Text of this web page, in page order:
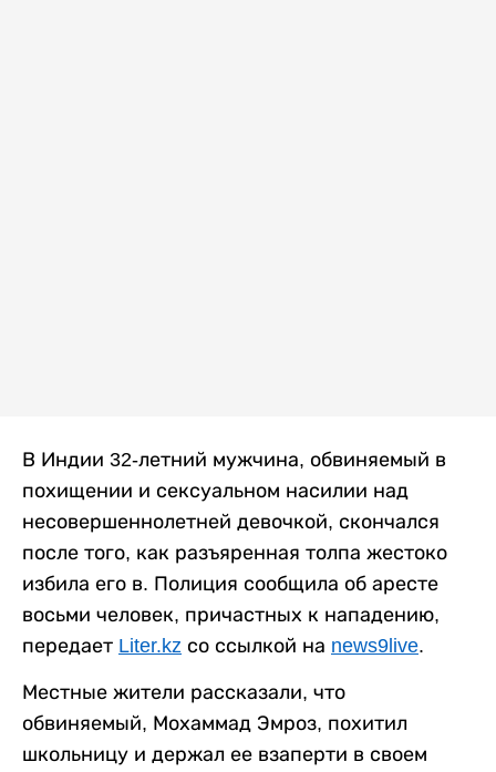
В Индии 32-летний мужчина, обвиняемый в
похищении и сексуальном насилии над
несовершеннолетней девочкой, скончался
после того, как разъяренная толпа жестоко
избила его в. Полиция сообщила об аресте
восьми человек, причастных к нападению,
передает Liter.kz со ссылкой на news9live.
Местные жители рассказали, что
обвиняемый, Мохаммад Эмроз, похитил
школьницу и держал ее взаперти в своем